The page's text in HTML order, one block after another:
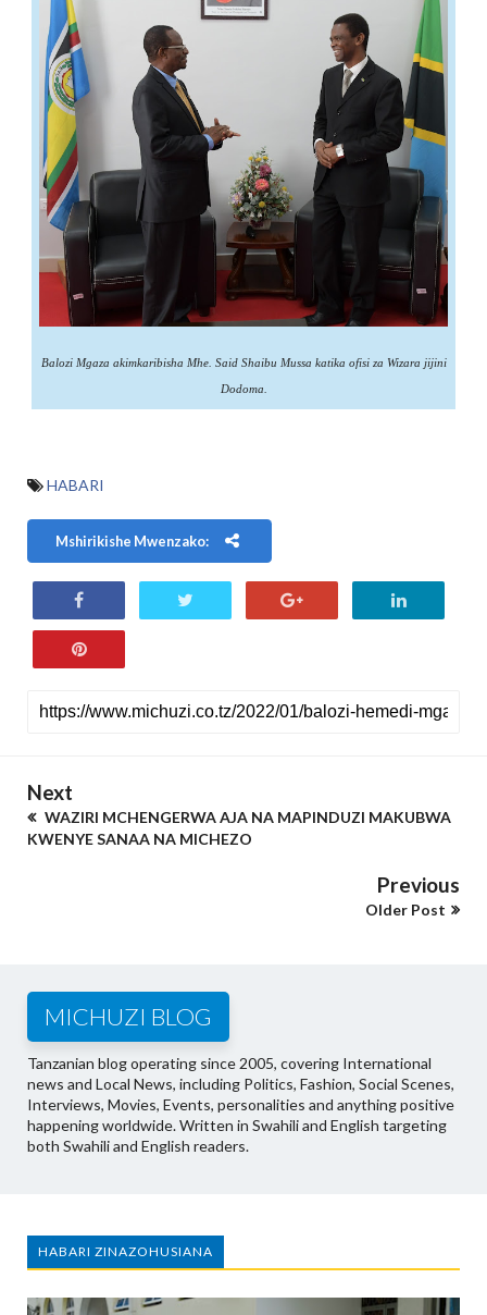
Balozi Mgaza akimkaribisha Mhe. Said Shaibu Mussa katika ofisi za Wizara jijini
Dodoma.
HABARI
Mshirikishe Mwenzako:
Next
WAZIRI MCHENGERWA AJA NA MAPINDUZI MAKUBWA
KWENYE SANAA NA MICHEZO
Previous
Older Post
MICHUZI BLOG
Tanzanian blog operating since 2005, covering International
news and Local News, including Politics, Fashion, Social Scenes,
Interviews, Movies, Events, personalities and anything positive
happening worldwide. Written in Swahili and English targeting
both Swahili and English readers.
HABARI ZINAZOHUSIANA